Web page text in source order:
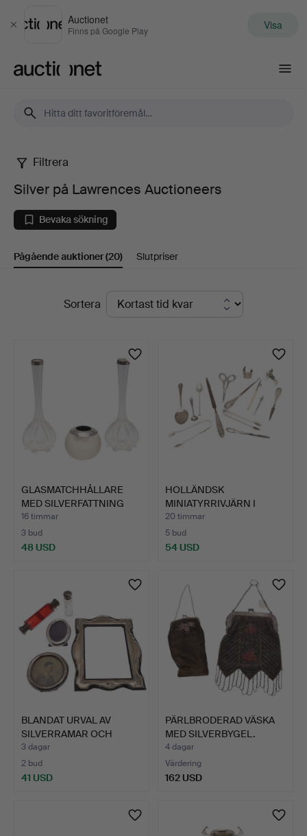
Stäng
Auctionet
Finns på Google Play Visa
Silver
på
Lawrences
Auctioneers
Filtrera
Silver på Lawrences Auctioneers
Bevaka sökning
Pågående auktioner(20) Slutpriser
PågåendeSortera
GLASMATCHHÅLLARE
MED SILVERFATTNING
OCH PA…
16 timmar
3 bud
48 USD
HOLLÄNDSK
MINIATYRRIVJÄRN I
SILVER, KNAPPK…
20 timmar
5 bud
54 USD
BLANDAT URVAL AV
SILVERRAMAR OCH
PARFYMFLA…
3 dagar
2 bud
41 USD
PÄRLBRODERAD VÄSKA
MED SILVERBYGEL.
4 dagar
Värdering
162 USD